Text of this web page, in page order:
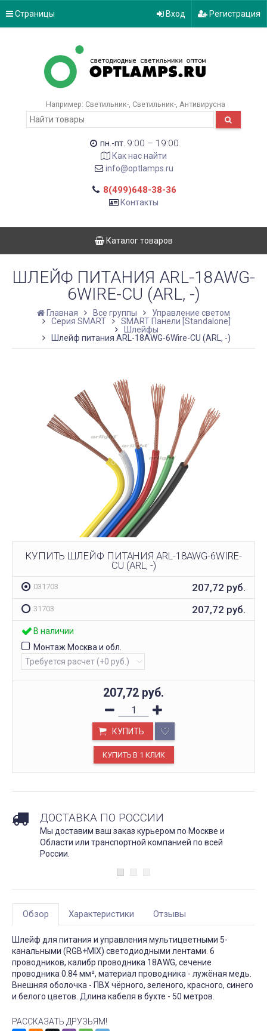
Страницы Вход Регистрация
Например: Светильник- Светильник- Антивирусна
пн.-пт. 9:00 – 19:00
Как нас найти
info@optlamps.ru
8(499)648-38-36
Контакты
Каталог товаров
ШЛЕЙФ ПИТАНИЯ ARL-18AWG-
6WIRE-CU (ARL, -)
Главная Все группы
Управление светом
Серия SMART
SMART Панели [Standalone]
Шлейфы
Шлейф питания ARL-18AWG-6Wire-CU (ARL, -)
КУПИТЬ ШЛЕЙФ ПИТАНИЯ ARL-18AWG-6WIRE-
CU (ARL, -)
031703 207,72 руб.
31703 207,72 руб.
В наличии
Монтаж Москва и обл.
207,72 руб.
КУПИТЬ
ДОСТАВКА ПО РОССИИ
Мы доставим ваш заказ курьером по Москве и
Области или транспортной компанией по всей
России.
Обзор Характеристики Отзывы
Шлейф для питания и управления мультицветными 5-
канальными (RGB+MIX) светодиодными лентами. 6
проводников, калибр проводника 18AWG, сечение
проводника 0.84 мм², материал проводника - лужёная медь.
Внешняя оболочка - ПВХ чёрного, зеленого, красного, синего
и белого цветов. Длина кабеля в бухте - 50 метров.
РАССКАЗАТЬ ДРУЗЬЯМ!